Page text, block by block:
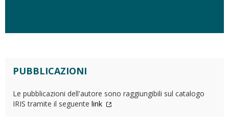
PUBBLICAZIONI
Le pubblicazioni dell'autore sono raggiungibili sul catalogo
IRIS tramite il seguente link